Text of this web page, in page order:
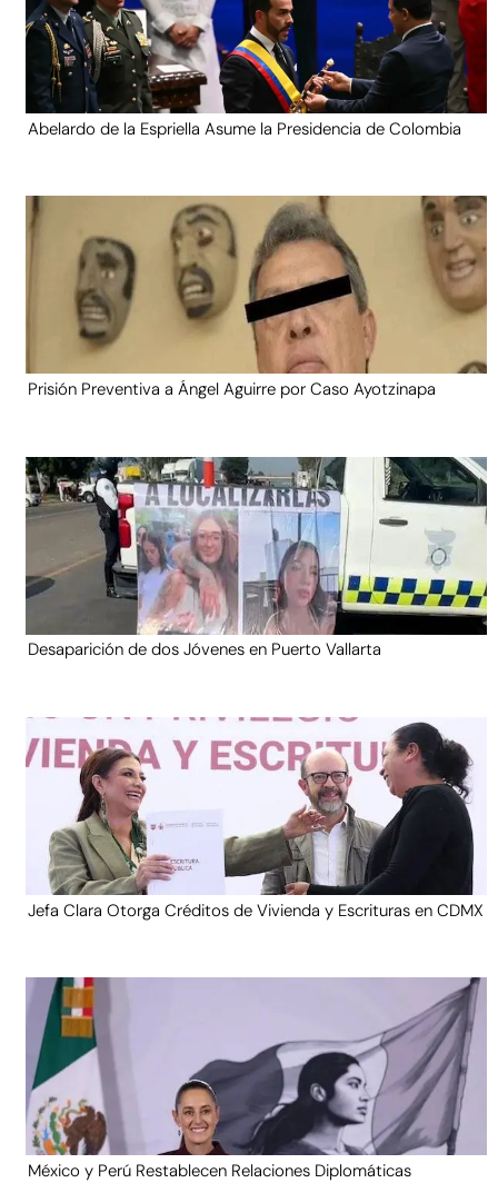
Abelardo de la Espriella Asume la Presidencia de Colombia
Prisión Preventiva a Ángel Aguirre por Caso Ayotzinapa
Desaparición de dos Jóvenes en Puerto Vallarta
Jefa Clara Otorga Créditos de Vivienda y Escrituras en CDMX
México y Perú Restablecen Relaciones Diplomáticas